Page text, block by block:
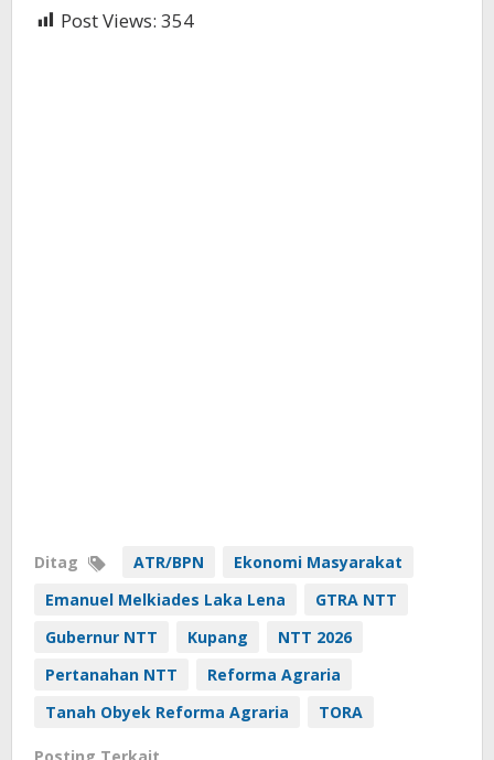
Post Views: 354
Ditag ATR/BPN
Ekonomi Masyarakat
Emanuel Melkiades Laka Lena
GTRA NTT
Gubernur NTT
Kupang
NTT 2026
Pertanahan NTT
Reforma Agraria
Tanah Obyek Reforma Agraria
TORA
Posting Terkait